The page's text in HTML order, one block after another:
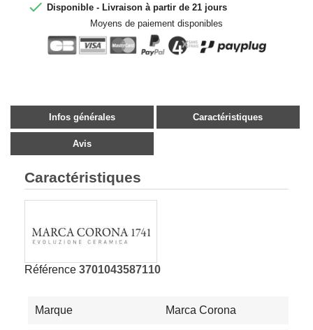
 Disponible - Livraison à partir de 21 jours
Moyens de paiement disponibles
Infos générales Caractéristiques
Avis
Caractéristiques
Référence 3701043587110
Marque Marca Corona